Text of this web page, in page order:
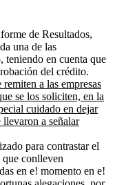
de Resultados,
una de las
teniendo en cuenta que
del crédito.
a las empresas
se los soliciten, en la
cuidado en dejar
llevaron a señalar
para contrastar el
que conlleven
en e! momento en e!